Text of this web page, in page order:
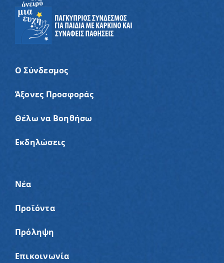
Ο Σύνδεσμος
Άξονες Προσφοράς
Θέλω να Βοηθήσω
Εκδηλώσεις
Νέα
Προϊόντα
Πρόληψη
Επικοινωνία